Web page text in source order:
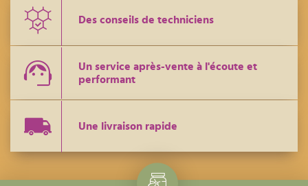
Des conseils de techniciens
Un service après-vente à l'écoute et
performant
Une livraison rapide